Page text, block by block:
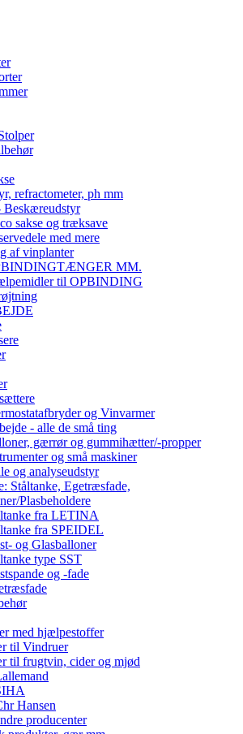
refractometer, ph mm
sakse og træksave
med mere
af vinplanter
MM.
til OPBINDING
og Vinvarmer
- alle de små ting
gærrør og gummihætter/-propper
og små maskiner
og analyseudstyr
Ståltanke, Egetræsfade,
Plasbeholdere
fra LETINA
fra SPEIDEL
og Glasballoner
type SST
og -fade
med hjælpestoffer
til Vindruer
til frugtvin, cider og mjød
Hansen
producenter